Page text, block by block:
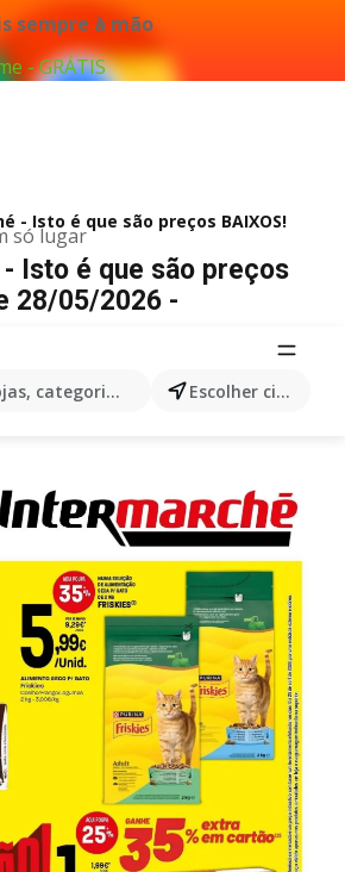
sempre à mão
- GRÁTIS
só lugar
categorias,produtos... Escolher cidade
- Isto é que são preços BAIXOS!
Isto é que são preços
28/05/2026 -